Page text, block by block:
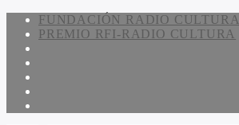
FUNDACIÓN RADIO CULTURA
PREMIO RFI-RADIO CULTURA